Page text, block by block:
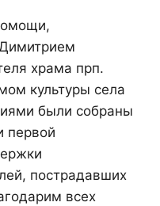
храма прп.
культуры села
были собраны
первой
пострадавших
всех